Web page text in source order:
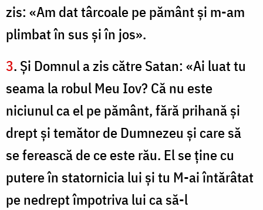
zis: «Am dat târcoale pe pământ şi m-am
plimbat în sus şi în jos».
3. Şi Domnul a zis către Satan: «Ai luat tu
seama la robul Meu Iov? Că nu este
niciunul ca el pe pământ, fără prihană şi
drept şi temător de Dumnezeu şi care să
se ferească de ce este rău. El se ţine cu
putere în statornicia lui şi tu M-ai întărâtat
pe nedrept împotriva lui ca să-l